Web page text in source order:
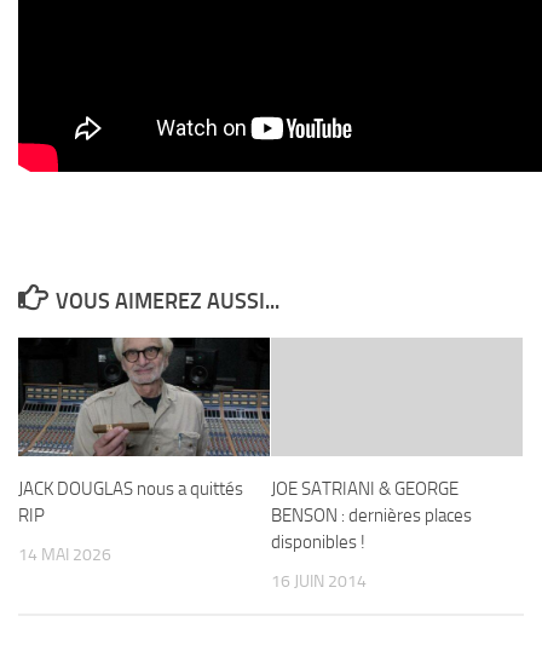
VOUS AIMEREZ AUSSI...
JACK DOUGLAS nous a quittés
RIP
14 MAI 2026
JOE SATRIANI & GEORGE
BENSON : dernières places
disponibles !
16 JUIN 2014